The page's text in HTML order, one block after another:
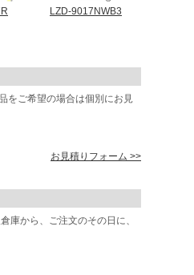
LZD-9017NWB3
をご希望の場合は個別にお見
お見積りフォーム >>
から、ご注文のその日に、